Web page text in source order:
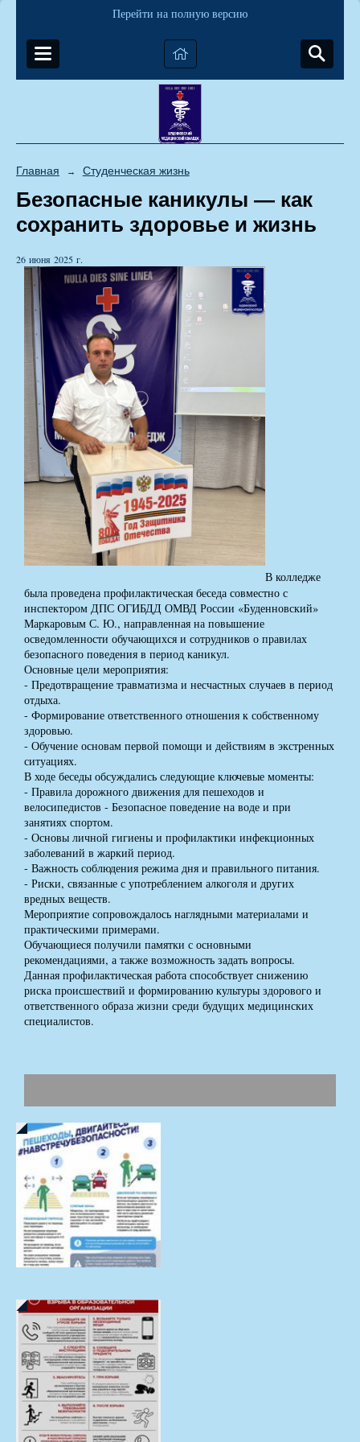
Перейти на полную версию
Главная → Студенческая жизнь
Безопасные каникулы — как
сохранить здоровье и жизнь
26 июня 2025 г.
В колледже
была проведена профилактическая беседа совместно с
инспектором ДПС ОГИБДД ОМВД России «Буденновский»
Маркаровым С. Ю., направленная на повышение
осведомленности обучающихся и сотрудников о правилах
безопасного поведения в период каникул.
Основные цели мероприятия:
- Предотвращение травматизма и несчастных случаев в период
отдыха.
- Формирование ответственного отношения к собственному
здоровью.
- Обучение основам первой помощи и действиям в экстренных
ситуациях.
В ходе беседы обсуждались следующие ключевые моменты:
- Правила дорожного движения для пешеходов и
велосипедистов - Безопасное поведение на воде и при
занятиях спортом.
- Основы личной гигиены и профилактики инфекционных
заболеваний в жаркий период.
- Важность соблюдения режима дня и правильного питания.
- Риски, связанные с употреблением алкоголя и других
вредных веществ.
Мероприятие сопровождалось наглядными материалами и
практическими примерами.
Обучающиеся получили памятки с основными
рекомендациями, а также возможность задать вопросы.
Данная профилактическая работа способствует снижению
риска происшествий и формированию культуры здорового и
ответственного образа жизни среди будущих медицинских
специалистов.